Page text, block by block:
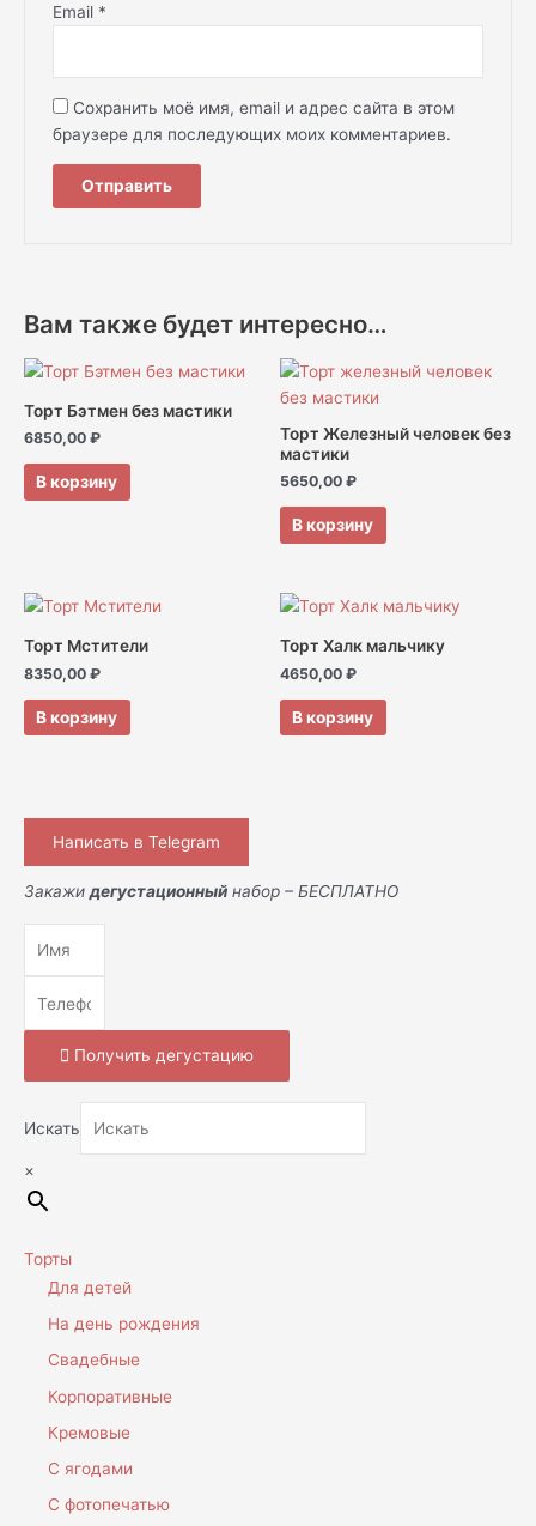
Email *
Сохранить моё имя, email и адрес сайта в этом
браузере для последующих моих комментариев.
Вам также будет интересно…
Торт Бэтмен без мастики
6850,00 ₽
В корзину
Торт Железный человек без
мастики
5650,00 ₽
В корзину
Торт Мстители
8350,00 ₽
В корзину
Торт Халк мальчику
4650,00 ₽
В корзину
Написать в Telegram
Закажи дегустационный набор – БЕСПЛАТНО
Получить дегустацию
Искать
×
Торты
Для детей
На день рождения
Свадебные
Корпоративные
Кремовые
С ягодами
С фотопечатью